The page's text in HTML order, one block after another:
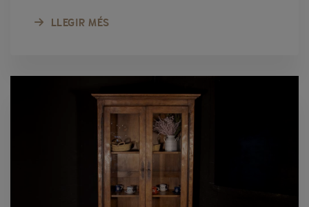
LLEGIR MÉS